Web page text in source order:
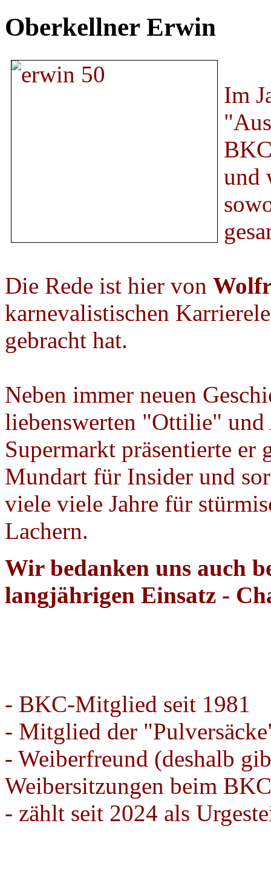
Oberkellner Erwin
Im
und
Die Rede ist hier von
karnevalistischen
gebracht hat.
Neben immer neuen
liebenswerten "Ottilie"
Supermarkt präsentierte er
Mundart für Insider und
viele viele Jahre für
Lachern.
Wir bedanken uns auch
langjährigen Einsatz -
- BKC-Mitglied seit 1981
- Mitglied der
- Weiberfreund (deshalb
Weibersitzungen beim
- zählt seit 2024 als